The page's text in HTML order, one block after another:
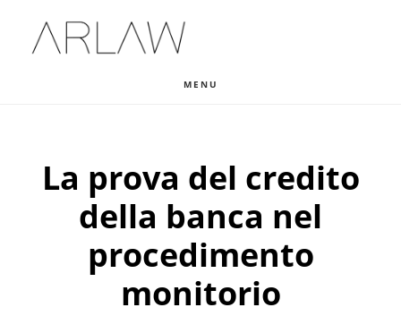
MENU
La prova del credito
della banca nel
procedimento
monitorio